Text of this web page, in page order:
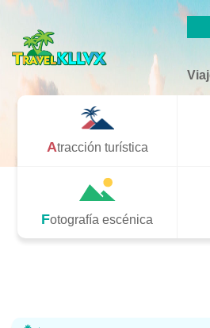
Atracción turística
Fotografía escénica